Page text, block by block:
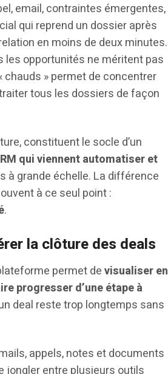
email, contraintes émergentes,
qui reprend un dossier après
en moins de deux minutes.
les opportunités ne méritent pas
» permet de concentrer
tous les dossiers de façon
constituent le socle d’un
qui viennent automatiser et
à grande échelle. La différence
à ce seul point :
.
la clôture des deals
permet devisualiser en
progresser d’une étape à
deal reste trop longtemps sans
appels, notes et documents